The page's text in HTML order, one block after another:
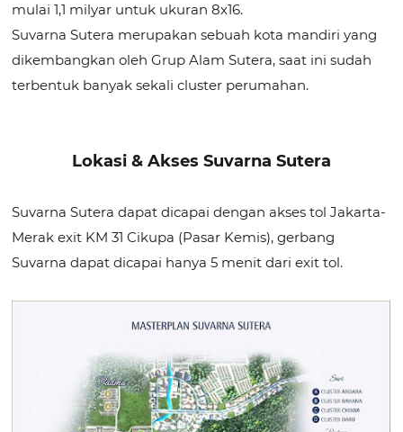
mulai 1,1 milyar untuk ukuran 8x16.
Suvarna Sutera merupakan sebuah kota mandiri yang
dikembangkan oleh Grup Alam Sutera, saat ini sudah
terbentuk banyak sekali cluster perumahan.
Lokasi & Akses Suvarna Sutera
Suvarna Sutera dapat dicapai dengan akses tol Jakarta-
Merak exit KM 31 Cikupa (Pasar Kemis), gerbang
Suvarna dapat dicapai hanya 5 menit dari exit tol.